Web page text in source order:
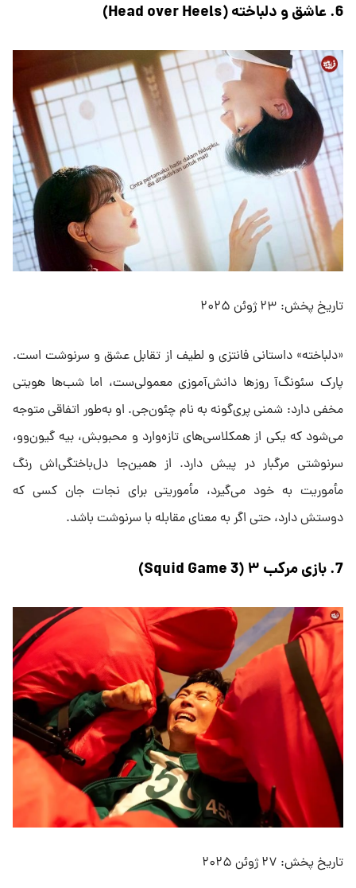
6. عاشق و دلباخته (Head over Heels)
تاریخ پخش: ۲۳ ژوئن ۲۰۲۵
«دلباخته» داستانی فانتزی و لطیف از تقابل عشق و سرنوشت است.
پارک سئونگ‌آ روزها دانش‌آموزی معمولی‌ست، اما شب‌ها هویتی
مخفی دارد: شمنی پری‌گونه به نام چئون‌جی. او به‌طور اتفاقی متوجه
می‌شود که یکی از همکلاسی‌های تازه‌وارد و محبوبش، بیه گیون‌وو،
سرنوشتی مرگبار در پیش دارد. از همین‌جا دل‌باختگی‌اش رنگ
مأموریت به خود می‌گیرد، مأموریتی برای نجات جان کسی که
دوستش دارد، حتی اگر به معنای مقابله با سرنوشت باشد.
7. بازی مرکب ۳ (Squid Game 3)
تاریخ پخش: ۲۷ ژوئن ۲۰۲۵